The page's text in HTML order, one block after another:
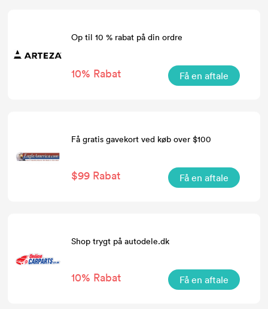
Op til 10 % rabat på din ordre
10% Rabat Få en aftale
Få gratis gavekort ved køb over $100
$99 Rabat Få en aftale
Shop trygt på autodele.dk
10% Rabat Få en aftale